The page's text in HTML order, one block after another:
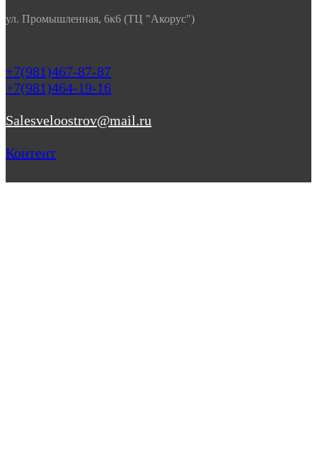
ул. Промышленная, 6к6 (ТЦ "Акорус")
+7(981)467-87-87
+7(981)464-19-16
Salesveloostrov@mail.ru
Контент